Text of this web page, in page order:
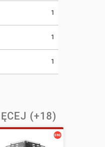
1
1
1
(+18)